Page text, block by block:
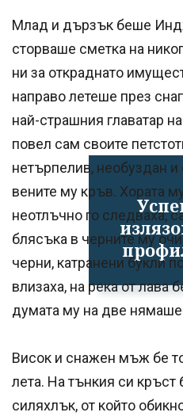
Млад и дързък беше
сторваше сметка на
ни за откраднато
направо летеше през
най-страшния главатар
повел сам своите
нетърпелив, необуздан
вените му кръв. Хората
неотлъчно го следваха,
блясъка в черните му
черни, катранени букли
влизаха, на река от лава
думата му на две
Висок и снажен мъж бе
лета. На тънкия си кръст
силяхлък, от който